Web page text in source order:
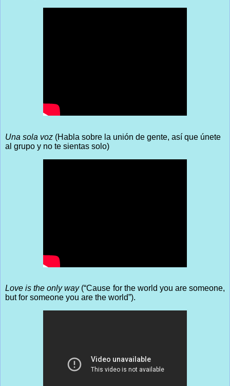
Una sola voz (Habla sobre la unión de gente, así que únete
al grupo y no te sientas solo)
Love is the only way(“Cause for the world you are someone,
but for someone you are the world”).